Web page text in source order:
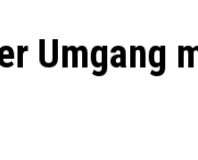
Umgang